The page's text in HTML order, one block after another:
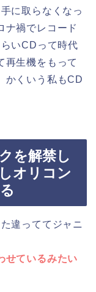
に取らなくなっ
ナ禍でレコード
いCDって時代
再生機をもって
かくいう私もCD
を解禁し
オリコン
違っててジャニ
せているみたい